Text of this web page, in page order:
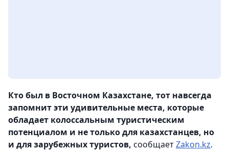
Кто был в Восточном Казахстане, тот навсегда
запомнит эти удивительные места, которые
обладает колоссальным туристическим
потенциалом и не только для казахстанцев, но
и для зарубежных туристов, сообщаетZakon.kz.